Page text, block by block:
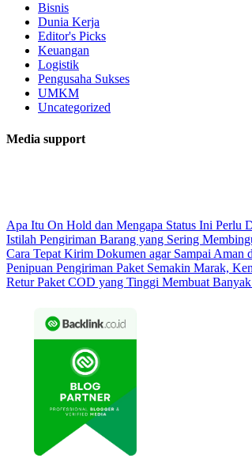
Bisnis
Dunia Kerja
Editor's Picks
Keuangan
Logistik
Pengusaha Sukses
UMKM
Uncategorized
Media support
Apa Itu On Hold dan Mengapa Status Ini Perlu
Istilah Pengiriman Barang yang Sering
Cara Tepat Kirim Dokumen agar Sampai Aman
Penipuan Pengiriman Paket Semakin Marak,
Retur Paket COD yang Tinggi Membuat